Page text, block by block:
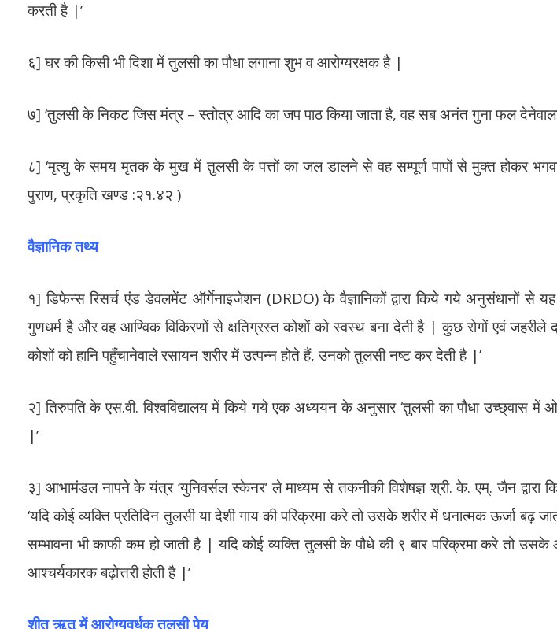
करती है |’
६] घर की किसी भी दिशा में तुलसी का पौधा लगाना शुभ व आरोग्यरक्षक है |
७] ‘तुलसी के निकट जिस मंत्र – स्तोत्र आदि का जप पाठ किया जाता है, वह सब अनंत गुना फल
८] ‘मृत्यु के समय मृतक के मुख में तुलसी के पत्तों का जल डालने से वह सम्पूर्ण पापों से मुक्त होकर
पुराण, प्रकृति खण्ड :२१.४२ )
वैज्ञानिक तथ्य
१] डिफेन्स रिसर्च एंड डेवलमेंट ऑर्गेनाइजेशन (DRDO) के वैज्ञानिकों द्वारा किये गये अनुसंधानों से
गुणधर्म है और वह आण्विक विकिरणों से क्षतिग्रस्त कोशों को स्वस्थ बना देती है | कुछ रोगों एवं जहरीले
कोशों को हानि पहुँचानेवाले रसायन शरीर में उत्पन्न होते हैं, उनको तुलसी नष्ट कर देती है |’
२] तिरुपति के एस.वी. विश्वविद्यालय में किये गये एक अध्ययन के अनुसार ‘तुलसी का पौधा उच्छ्वास में
|’
३] आभामंडल नापने के यंत्र ‘युनिवर्सल स्केनर’ ले माध्यम से तकनीकी विशेषज्ञ श्री. के. एम्. जैन द्वारा
‘यदि कोई व्यक्ति प्रतिदिन तुलसी या देशी गाय की परिक्रमा करे तो उसके शरीर में धनात्मक ऊर्जा बढ़
सम्भावना भी काफी कम हो जाती है | यदि कोई व्यक्ति तुलसी के पौधे की ९ बार परिक्रमा करे तो
आश्चर्यकारक बढ़ोत्तरी होती है |’
शीत ऋतू में आरोग्यवर्धक तुलसी पेय